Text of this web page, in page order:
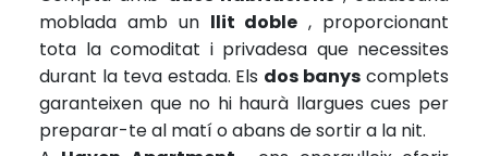
moblada amb un llit doble , proporcionant
tota la comoditat i privadesa que necessites
durant la teva estada. Els dos banys complets
garanteixen que no hi haurà llargues cues per
preparar-te al matí o abans de sortir a la nit.